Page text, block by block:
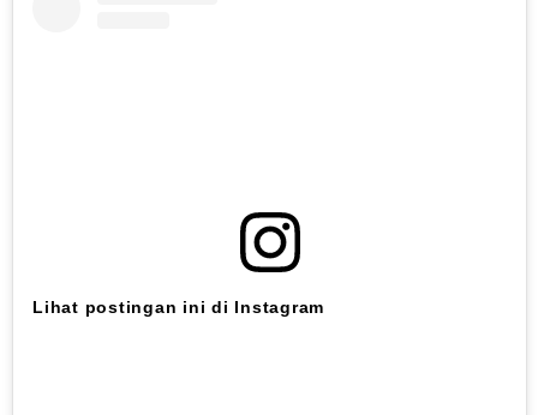
Lihat postingan ini di Instagram